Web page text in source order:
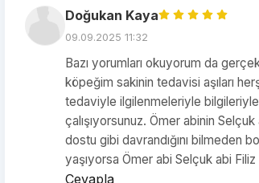
Doğukan Kaya
09.09.2025 11:32
Bazı yorumları okuyorum da
köpeğim sakinin tedavisi aşıları
tedaviyle ilgilenmeleriyle
çalışıyorsunuz. Ömer abinin
dostu gibi davrandığını bilmeden
yaşıyorsa Ömer abi Selçuk abi
Cevapla